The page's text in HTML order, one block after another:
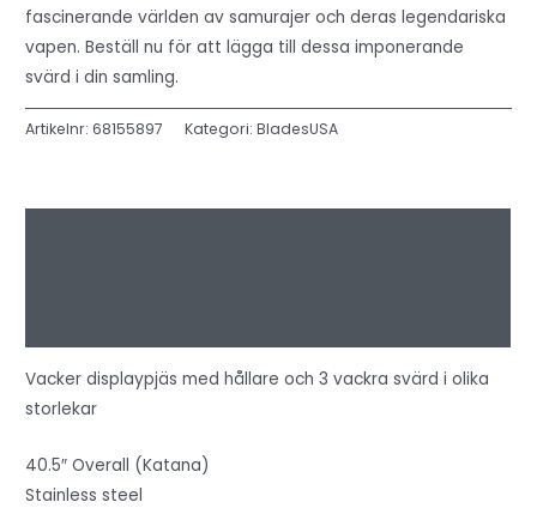
fascinerande världen av samurajer och deras legendariska
vapen. Beställ nu för att lägga till dessa imponerande
svärd i din samling.
Artikelnr:68155897 Kategori:BladesUSA
Vacker displaypjäs med hållare och 3 vackra svärd i olika
storlekar
40.5″ Overall (Katana)
Stainless steel